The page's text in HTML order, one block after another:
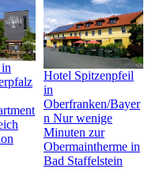
Hotel Spitzenpfeil
in
Oberfranken/Bayer
n Nur wenige
Minuten zur
Obermaintherme in
Bad Staffelstein